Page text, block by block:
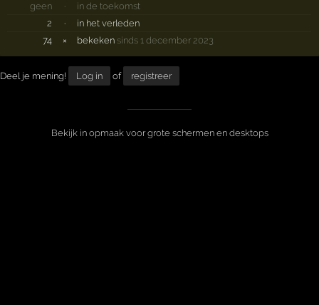
geen
·
in de toekomst
2
·
in het verleden
74
× bekeken sinds 1 december 2023
Deel je mening! Log in of registreer
Bekijk in opmaak voor grote schermen en desktops